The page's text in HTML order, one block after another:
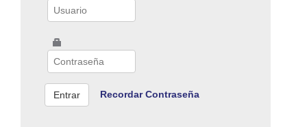
Recordar Contraseña